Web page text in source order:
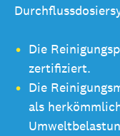
Die
zertifiziert.
Die
als